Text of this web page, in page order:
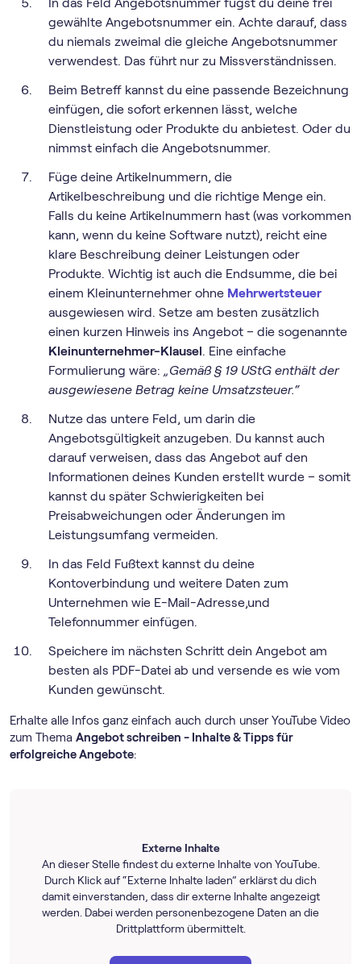
In das Feld Angebotsnummer fügst du deine frei
gewählte Angebotsnummer ein. Achte darauf, dass
du niemals zweimal die gleiche Angebotsnummer
verwendest. Das führt nur zu Missverständnissen.
Beim Betreff kannst du eine passende Bezeichnung
einfügen, die sofort erkennen lässt, welche
Dienstleistung oder Produkte du anbietest. Oder du
nimmst einfach die Angebotsnummer.
Füge deine Artikelnummern, die
Artikelbeschreibung und die richtige Menge ein.
Falls du keine Artikelnummern hast (was vorkommen
kann, wenn du keine Software nutzt), reicht eine
klare Beschreibung deiner Leistungen oder
Produkte. Wichtig ist auch die Endsumme, die bei
einem Kleinunternehmer ohne Mehrwertsteuer
ausgewiesen wird. Setze am besten zusätzlich
einen kurzen Hinweis ins Angebot – die sogenannte
Kleinunternehmer-Klausel. Eine einfache
Formulierung wäre: „Gemäß § 19 UStG enthält der
ausgewiesene Betrag keine Umsatzsteuer.“
Nutze das untere Feld, um darin die
Angebotsgültigkeit anzugeben. Du kannst auch
darauf verweisen, dass das Angebot auf den
Informationen deines Kunden erstellt wurde – somit
kannst du später Schwierigkeiten bei
Preisabweichungen oder Änderungen im
Leistungsumfang vermeiden.
In das Feld Fußtext kannst du deine
Kontoverbindung und weitere Daten zum
Unternehmen wie E-Mail-Adresse,und
Telefonnummer einfügen.
Speichere im nächsten Schritt dein Angebot am
besten als PDF-Datei ab und versende es wie vom
Kunden gewünscht.
Erhalte alle Infos ganz einfach auch durch unser YouTube Video
zum Thema Angebot schreiben - Inhalte & Tipps für
erfolgreiche Angebote:
Externe Inhalte
An dieser Stelle findest du externe Inhalte von YouTube.
Durch Klick auf “Externe Inhalte laden” erklärst du dich
damit einverstanden, dass dir externe Inhalte angezeigt
werden. Dabei werden personenbezogene Daten an die
Drittplattform übermittelt.